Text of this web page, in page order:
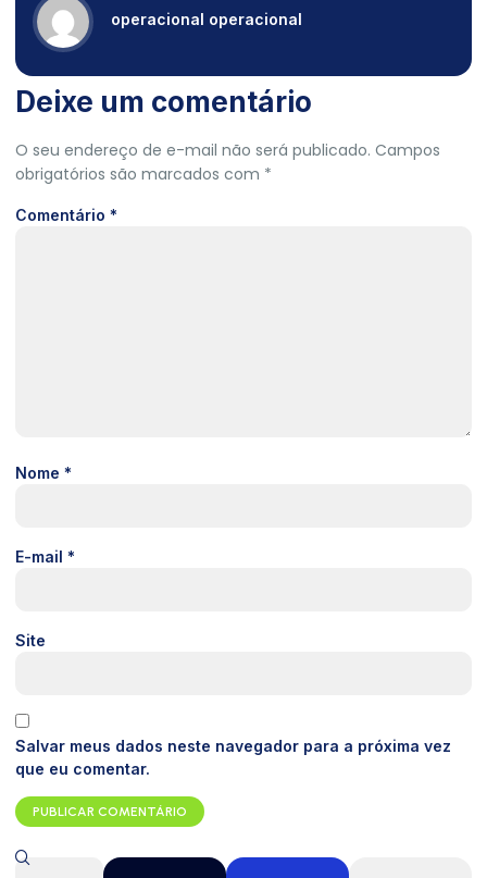
operacional operacional
Deixe um comentário
O seu endereço de e-mail não será publicado. Campos
obrigatórios são marcados com *
Comentário *
Nome *
E-mail *
Site
Salvar meus dados neste navegador para a próxima vez
que eu comentar.